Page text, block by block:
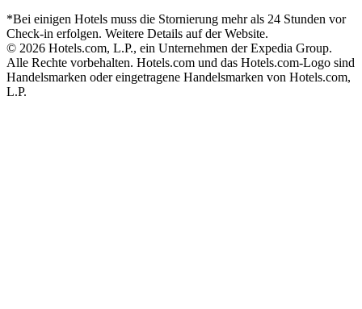
*Bei einigen Hotels muss die Stornierung mehr als 24 Stunden vor
Check-in erfolgen. Weitere Details auf der Website.
© 2026 Hotels.com, L.P., ein Unternehmen der Expedia Group.
Alle Rechte vorbehalten. Hotels.com und das Hotels.com-Logo sind
Handelsmarken oder eingetragene Handelsmarken von Hotels.com,
L.P.